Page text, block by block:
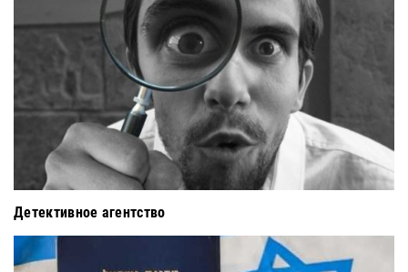
Детективное агентство